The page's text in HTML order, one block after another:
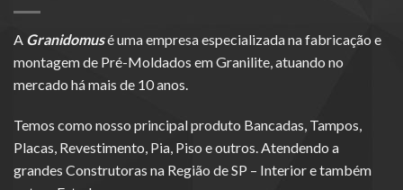
A Granidomusé uma empresa especializada na fabricação e
montagem de Pré-Moldados em Granilite, atuando no
mercado há mais de 10 anos.
Temos como nosso principal produto Bancadas, Tampos,
Placas, Revestimento, Pia, Piso e outros. Atendendo a
grandes Construtoras na Região de SP – Interior e também